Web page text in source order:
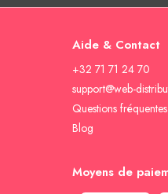
Aide & Contact
+32 71 71 24 70
support@web-
Questions fréquentes
Blog
Moyens de